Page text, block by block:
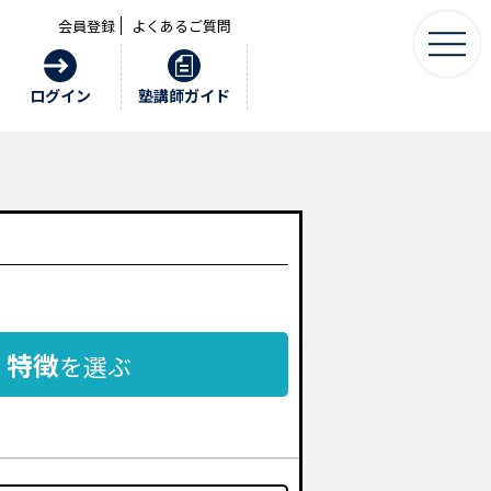
会員登録 よくあるご質問
ログイン 塾講師ガイド
特徴を選ぶ